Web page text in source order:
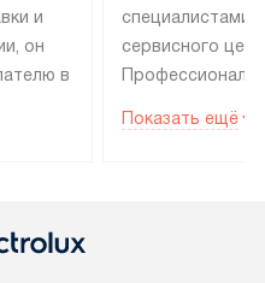
и
он
в
по
специалистами
сервисного
эксплуатации
Показать ещё